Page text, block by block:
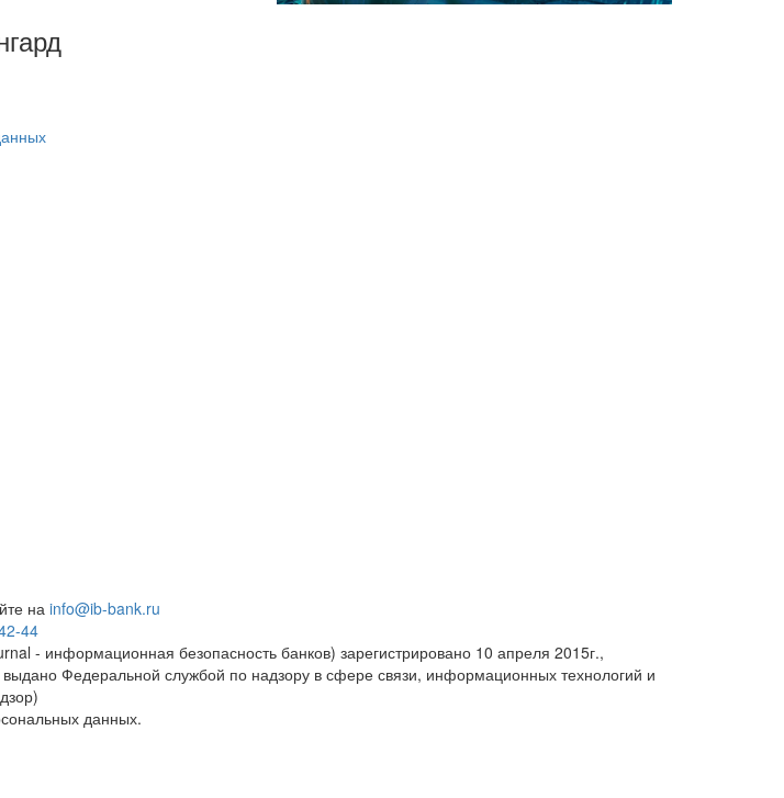
на info@ib-bank.ru
44
- информационная безопасность банков) зарегистрировано 10 апреля 2015г.,
выдано Федеральной службой по надзору в сфере связи, информационных технологий и
данных.